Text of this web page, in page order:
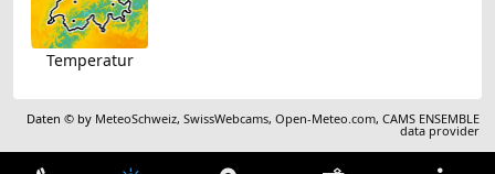
Temperatur
Daten © by MeteoSchweiz,SwissWebcams,Open-Meteo.com,CAMS ENSEMBLE
data provider